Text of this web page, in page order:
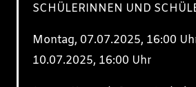
SCHÜLERINNEN UND
Montag, 07.07.2025, 16:00
10.07.2025, 16:00 Uhr